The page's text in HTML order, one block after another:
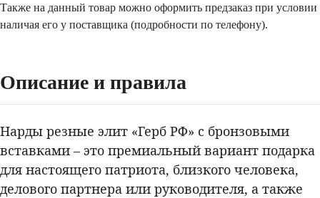
Также на данный товар можно оформить предзаказ при условии
наличая его у поставщика (подробности по телефону).
Описание и правила
Нарды резные элит «Герб РФ» с бронзовыми
вставками – это премиальный вариант подарка
для настоящего патриота, близкого человека,
делового партнера или руководителя, а также